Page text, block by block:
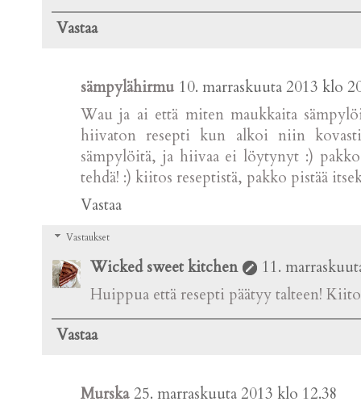
Vastaa
sämpylähirmu 10. marraskuuta 2013 klo
Wau ja ai että miten maukkaita
hiivaton resepti kun alkoi niin
sämpylöitä, ja hiivaa ei löytynyt :)
tehdä! :) kiitos reseptistä, pakko pistää
Vastaa
Vastaukset
Wicked sweet kitchen
11.
Huippua että resepti päätyy talteen!
Vastaa
Murska 25. marraskuuta 2013 klo 12.38